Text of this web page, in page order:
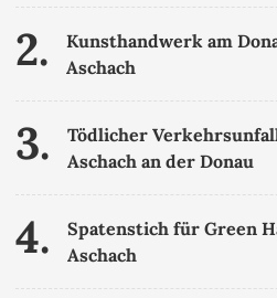
2.
Kunsthandwerk am
Aschach
3.
Tödlicher
Aschach an der Donau
4.
Spatenstich für Green
Aschach